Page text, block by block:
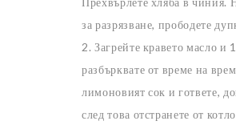
за разрязване, прободете
2. Загрейте кравето масло и
разбърквате от време на
лимоновият сок и гответе,
след това отстранете от